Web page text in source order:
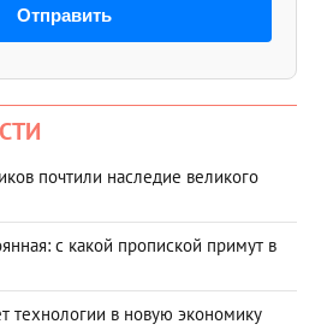
Отправить
почтили наследие великого
с какой пропиской примут в
технологии в новую экономику